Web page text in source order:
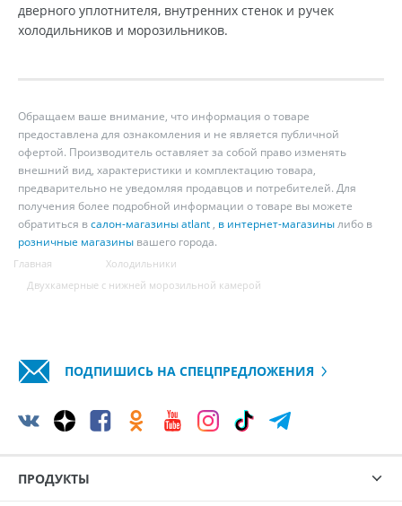
дверного уплотнителя, внутренних стенок и ручек
холодильников и морозильников.
Обращаем ваше внимание, что информация о товаре
предоставлена для ознакомления и не является публичной
офертой. Производитель оставляет за собой право изменять
внешний вид, характеристики и комплектацию товара,
предварительно не уведомляя продавцов и потребителей. Для
получения более подробной информации о товаре вы можете
обратиться всалон-магазины atlant , в интернет-магазинылибо в
розничные магазины вашего города.
Главная
Холодильники
Двухкамерные с нижней морозильной камерой
ПОДПИШИСЬ НА СПЕЦПРЕДЛОЖЕНИЯ
ПРОДУКТЫ